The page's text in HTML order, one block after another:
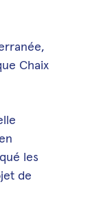
Chaix
les
de